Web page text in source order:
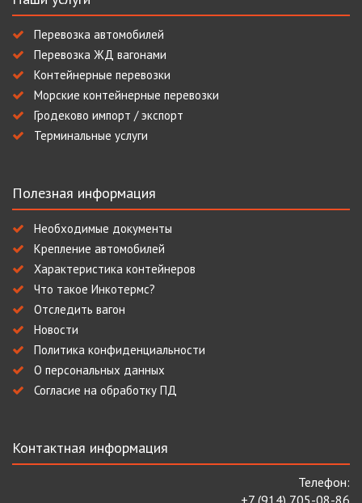
Перевозка автомобилей
Перевозка ЖД вагонами
Контейнерные перевозки
Морские контейнерные перевозки
Гродеково импорт / экспорт
Терминальные услуги
Полезная информация
Необходимые документы
Крепление автомобилей
Характеристика контейнеров
Что такое Инкотермс?
Отследить вагон
Новости
Политика конфиденциальности
О персональных данных
Согласие на обработку ПД
Контактная информация
Телефон:
+7 (914) 705-08-86